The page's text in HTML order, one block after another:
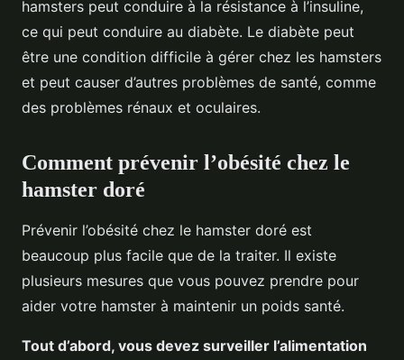
hamsters peut conduire à la résistance à l’insuline,
ce qui peut conduire au diabète. Le diabète peut
être une condition difficile à gérer chez les hamsters
et peut causer d’autres problèmes de santé, comme
des problèmes rénaux et oculaires.
Comment prévenir l’obésité chez le
hamster doré
Prévenir l’obésité chez le hamster doré est
beaucoup plus facile que de la traiter. Il existe
plusieurs mesures que vous pouvez prendre pour
aider votre hamster à maintenir un poids santé.
Tout d’abord, vous devez surveiller l’alimentation